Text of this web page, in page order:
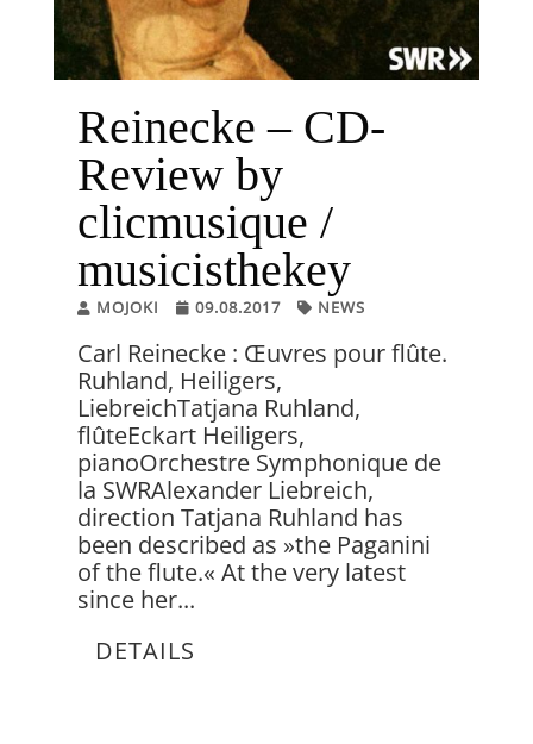
Reinecke – CD-
Review by
clicmusique /
musicisthekey
MOJOKI 09.08.2017 NEWS
Carl Reinecke : Œuvres pour flûte.
Ruhland, Heiligers,
LiebreichTatjana Ruhland,
flûteEckart Heiligers,
pianoOrchestre Symphonique de
la SWRAlexander Liebreich,
direction Tatjana Ruhland has
been described as »the Paganini
of the flute.« At the very latest
since her...
DETAILS